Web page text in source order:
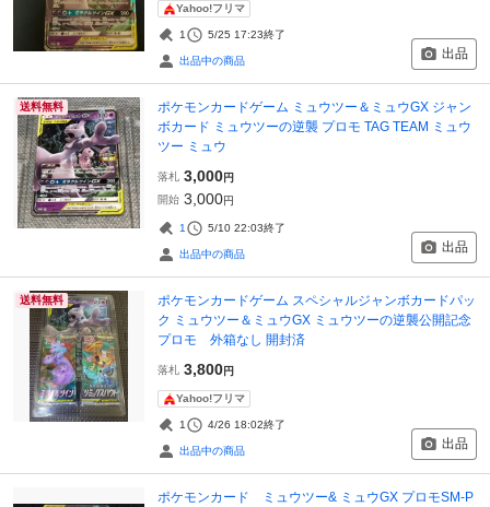
Yahoo!フリマ
1 5/25 17:23終了
出品中の商品 出品
送料無料
ポケモンカードゲーム ミュウツー＆ミュウGX ジャン
ボカード ミュウツーの逆襲 プロモ TAG TEAM ミュウ
ツー ミュウ
落札 3,000円
開始 3,000円
1 5/10 22:03終了
出品中の商品 出品
送料無料
ポケモンカードゲーム スペシャルジャンボカードパッ
ク ミュウツー＆ミュウGX ミュウツーの逆襲公開記念
プロモ 外箱なし 開封済
落札 3,800円
Yahoo!フリマ
1 4/26 18:02終了
出品中の商品 出品
ポケモンカード ミュウツー& ミュウGX プロモSM-P